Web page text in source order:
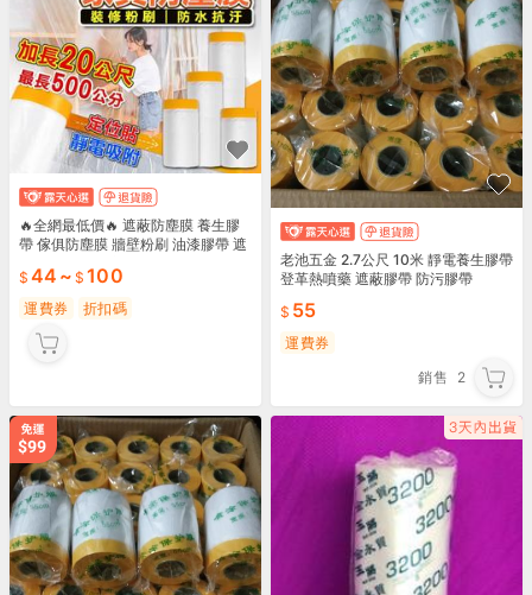
🔥全網最低價🔥 遮蔽防塵膜 養生膠
帶 傢俱防塵膜 牆壁粉刷 油漆膠帶 遮
防塵罩
44 ~ 100
運費券 折扣碼
老池五金 2.7公尺 10米 靜電養生膠帶
登革熱噴藥 遮蔽膠帶 防污膠帶
55
運費券
銷售
2